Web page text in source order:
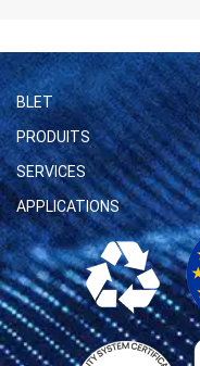
BLET
PRODUITS
SERVICES
APPLICATIONS